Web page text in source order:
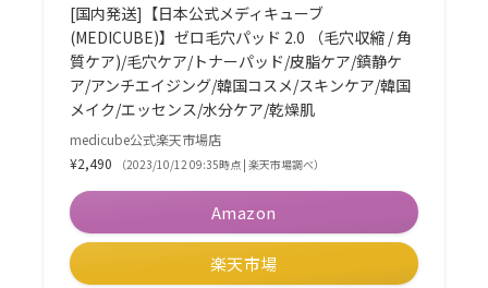
[国内発送]【日本公式メディキューブ
(MEDICUBE)】ゼロ毛穴パッド 2.0 （毛穴収縮 / 角
質ケア)/毛穴ケア/トナーパッド/皮脂ケア/鎮静ケ
ア/アンチエイジング/韓国コスメ/スキンケア/韓国
メイク/エッセンス/水分ケア/乾燥肌
medicube公式楽天市場店
¥2,490
（2023/10/12 09:35時点 | 楽天市場調べ）
Amazon
楽天市場